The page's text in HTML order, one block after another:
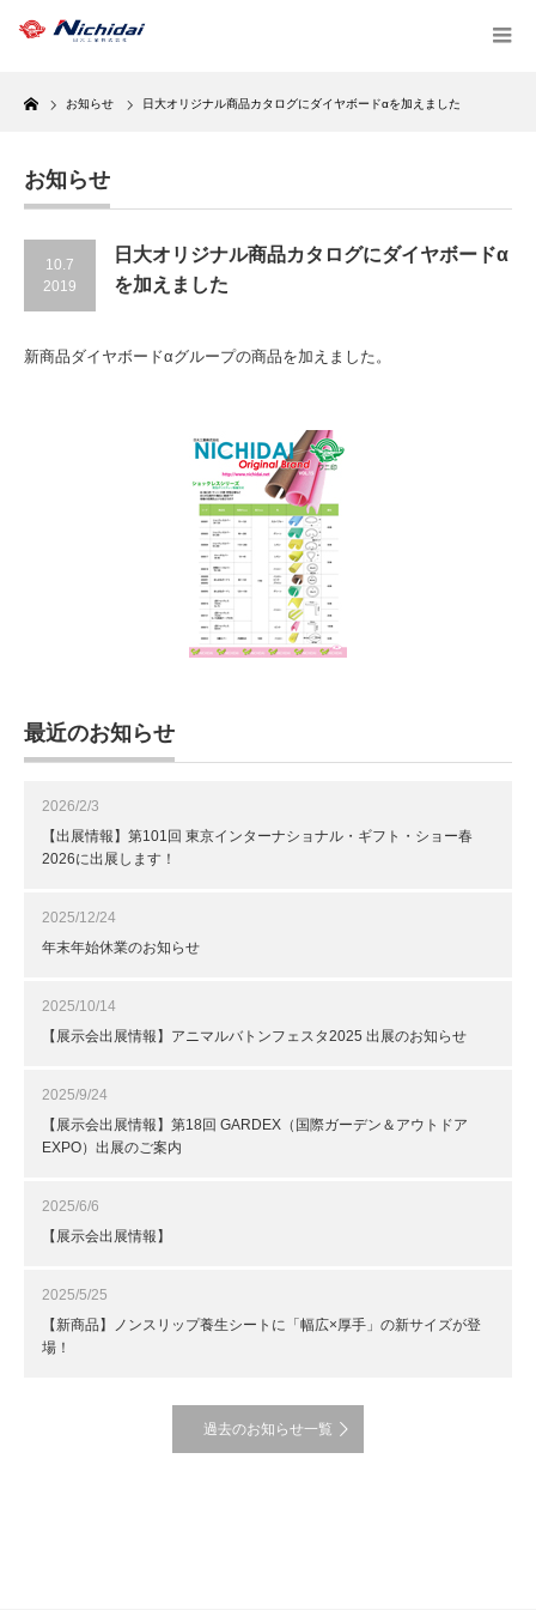
Home
お知らせ 日大オリジナル商品カタログにダイヤボードαを加えました
お知らせ
10.7
2019
日大オリジナル商品カタログにダイヤボードα
を加えました
新商品ダイヤボードαグループの商品を加えました。
最近のお知らせ
2026/2/3
【出展情報】第101回 東京インターナショナル・ギフト・ショー春
2026に出展します！
2025/12/24
年末年始休業のお知らせ
2025/10/14
【展示会出展情報】アニマルバトンフェスタ2025 出展のお知らせ
2025/9/24
【展示会出展情報】第18回 GARDEX（国際ガーデン＆アウトドア
EXPO）出展のご案内
2025/6/6
【展示会出展情報】
2025/5/25
【新商品】ノンスリップ養生シートに「幅広×厚手」の新サイズが登
場！
過去のお知らせ一覧